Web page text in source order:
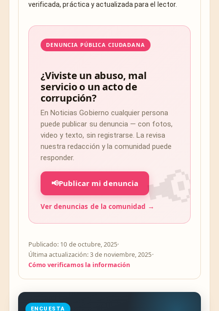
verificada, práctica y actualizada para el lector.
DENUNCIA PÚBLICA CIUDADANA
¿Viviste un abuso, mal
servicio o un acto de
corrupción?
En Noticias Gobierno cualquier persona
puede publicar su denuncia — con fotos,
video y texto, sin registrarse. La revisa
nuestra redacción y la comunidad puede
responder.
📢Publicar mi denuncia
Ver denuncias de la comunidad →
Publicado: 10 de octubre, 2025·
Última actualización: 3 de noviembre, 2025·
Cómo verificamos la información
ENCUESTA